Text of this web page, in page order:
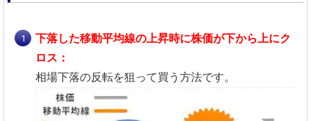
下落した移動平均線の上昇時に株価が下から上にク
ロス：
相場下落の反転を狙って買う方法です。